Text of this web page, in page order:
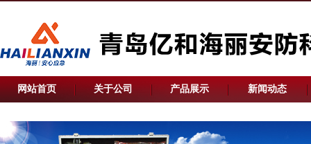
网站首页 关于公司 产品展示 新闻动态